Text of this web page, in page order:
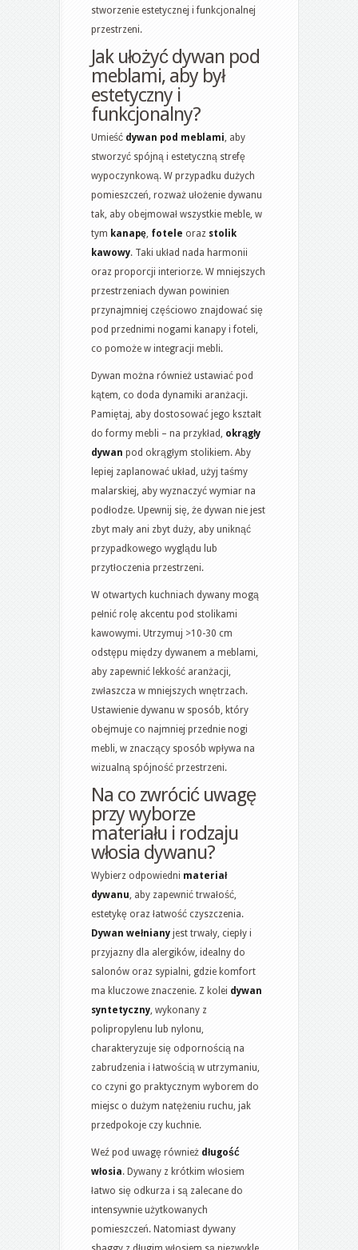
stworzenie estetycznej i funkcjonalnej
przestrzeni.
Jak ułożyć dywan pod
meblami, aby był
estetyczny i
funkcjonalny?
Umieść dywan pod meblami, aby
stworzyć spójną i estetyczną strefę
wypoczynkową. W przypadku dużych
pomieszczeń, rozważ ułożenie dywanu
tak, aby obejmował wszystkie meble, w
tym kanapę, fotele oraz stolik
kawowy. Taki układ nada harmonii
oraz proporcji interiorze. W mniejszych
przestrzeniach dywan powinien
przynajmniej częściowo znajdować się
pod przednimi nogami kanapy i foteli,
co pomoże w integracji mebli.
Dywan można również ustawiać pod
kątem, co doda dynamiki aranżacji.
Pamiętaj, aby dostosować jego kształt
do formy mebli – na przykład, okrągły
dywan pod okrągłym stolikiem. Aby
lepiej zaplanować układ, użyj taśmy
malarskiej, aby wyznaczyć wymiar na
podłodze. Upewnij się, że dywan nie jest
zbyt mały ani zbyt duży, aby uniknąć
przypadkowego wyglądu lub
przytłoczenia przestrzeni.
W otwartych kuchniach dywany mogą
pełnić rolę akcentu pod stolikami
kawowymi. Utrzymuj >10-30 cm
odstępu między dywanem a meblami,
aby zapewnić lekkość aranżacji,
zwłaszcza w mniejszych wnętrzach.
Ustawienie dywanu w sposób, który
obejmuje co najmniej przednie nogi
mebli, w znaczący sposób wpływa na
wizualną spójność przestrzeni.
Na co zwrócić uwagę
przy wyborze
materiału i rodzaju
włosia dywanu?
Wybierz odpowiedni materiał
dywanu, aby zapewnić trwałość,
estetykę oraz łatwość czyszczenia.
Dywan wełniany jest trwały, ciepły i
przyjazny dla alergików, idealny do
salonów oraz sypialni, gdzie komfort
ma kluczowe znaczenie. Z kolei dywan
syntetyczny, wykonany z
polipropylenu lub nylonu,
charakteryzuje się odpornością na
zabrudzenia i łatwością w utrzymaniu,
co czyni go praktycznym wyborem do
miejsc o dużym natężeniu ruchu, jak
przedpokoje czy kuchnie.
Weź pod uwagę również długość
włosia. Dywany z krótkim włosiem
łatwo się odkurza i są zalecane do
intensywnie użytkowanych
pomieszczeń. Natomiast dywany